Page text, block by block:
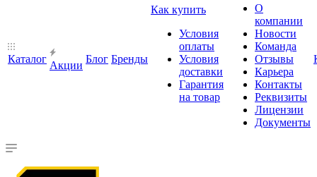
Каталог
Акции
Блог Бренды
Как купить
Условия
оплаты
Условия
доставки
Гарантия
на товар
О
компании
Новости
Команда
Отзывы
Карьера
Контакты
Реквизиты
Лицензии
Документы